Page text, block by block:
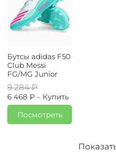
Бутсы adidas F50
Club Messi
FG/MG Junior
9 284 ₽
6 468 ₽ – Купить
Посмотреть